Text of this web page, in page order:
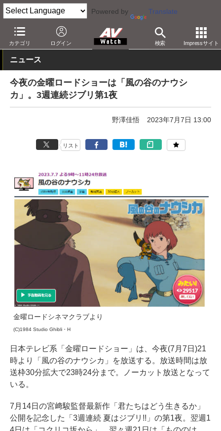
Powered by Translate
カテゴリ ログイン 検索 Impressサイト
AV Watch コンテンツ・サービス アニメ
ニュース
今夜の金曜ロードショーは「風の谷のナウシ
カ」。3週連続ジブリ第1夜
野澤佳悟 2023年7月7日 13:00
リスト
金曜ロードシネマクラブより
(C)1984 Studio Ghibli・H
日本テレビ系「金曜ロードショー」は、今夜(7月7日)21
時より「風の谷のナウシカ」を放送する。放送時間は放
送枠30分拡大で23時24分まで。ノーカット放送となって
いる。
7月14日の宮﨑駿監督最新作「君たちはどう生きるか」
公開を記念した「3週連続 夏はジブリ!!」の第1夜。翌週1